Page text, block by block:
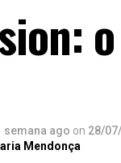
semana ago on 28/
Mendonça